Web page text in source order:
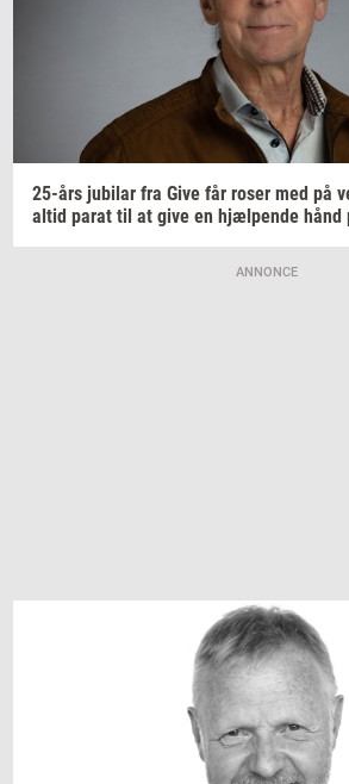
25-års ju­bilar fra Give får roser med på
altid parat til at give en hjæl­pen­de hånd
ANNONCE